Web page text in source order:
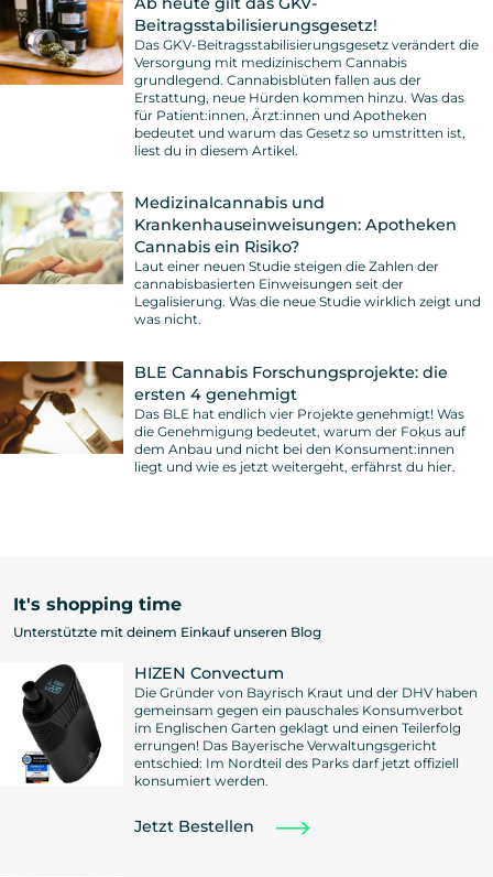
Beitragsstabilisierungsgesetz!
Das GKV-Beitragsstabilisierungsgesetz verändert die
Versorgung mit medizinischem Cannabis
grundlegend. Cannabisblüten fallen aus der
Erstattung, neue Hürden kommen hinzu. Was das
für Patient:innen, Ärzt:innen und Apotheken
bedeutet und warum das Gesetz so umstritten ist,
liest du in diesem Artikel.
Medizinalcannabis und
Krankenhauseinweisungen: Apotheken
Cannabis ein Risiko?
Laut einer neuen Studie steigen die Zahlen der
cannabisbasierten Einweisungen seit der
Legalisierung. Was die neue Studie wirklich zeigt und
was nicht.
BLE Cannabis Forschungsprojekte: die
ersten 4 genehmigt
Das BLE hat endlich vier Projekte genehmigt! Was
die Genehmigung bedeutet, warum der Fokus auf
dem Anbau und nicht bei den Konsument:innen
liegt und wie es jetzt weitergeht, erfährst du hier.
It's shopping time
Unterstützte mit deinem Einkauf unseren Blog
HIZEN Convectum
Die Gründer von Bayrisch Kraut und der DHV haben
gemeinsam gegen ein pauschales Konsumverbot
im Englischen Garten geklagt und einen Teilerfolg
errungen! Das Bayerische Verwaltungsgericht
entschied: Im Nordteil des Parks darf jetzt offiziell
konsumiert werden.
Jetzt Bestellen